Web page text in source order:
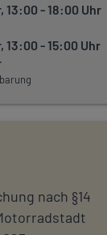
13:00 - 18:00 Uhr
13:00 - 15:00 Uhr
nach §14